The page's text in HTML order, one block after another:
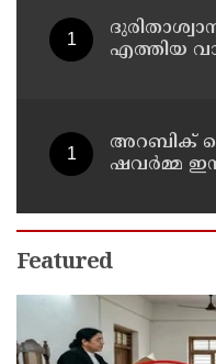
എത്തിയ
അറബിക്
ഷവർമ്മ
Featured